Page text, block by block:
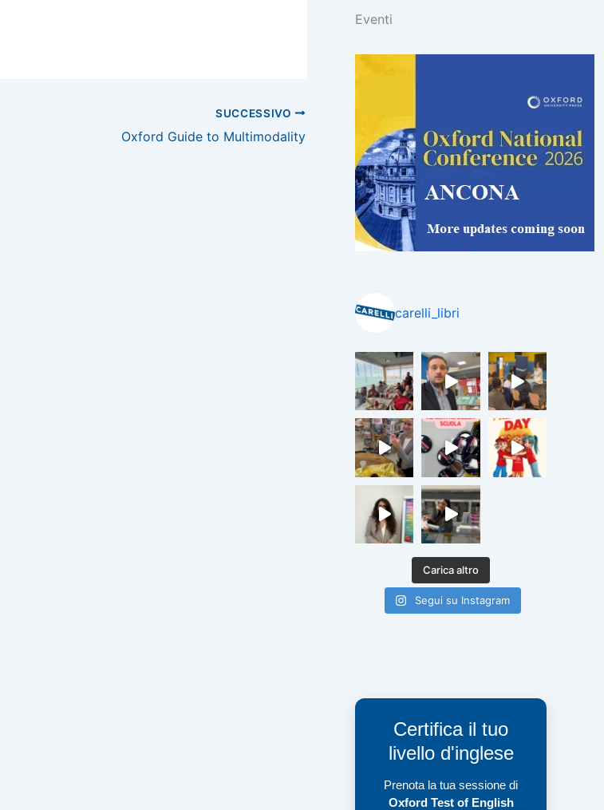
SUCCESSIVO
Oxford Guide to Multimodality
Eventi
carelli_libri
Carica altro
Segui su Instagram
Certifica il tuo
livello d'inglese
Prenota la tua sessione di
Oxford Test of English